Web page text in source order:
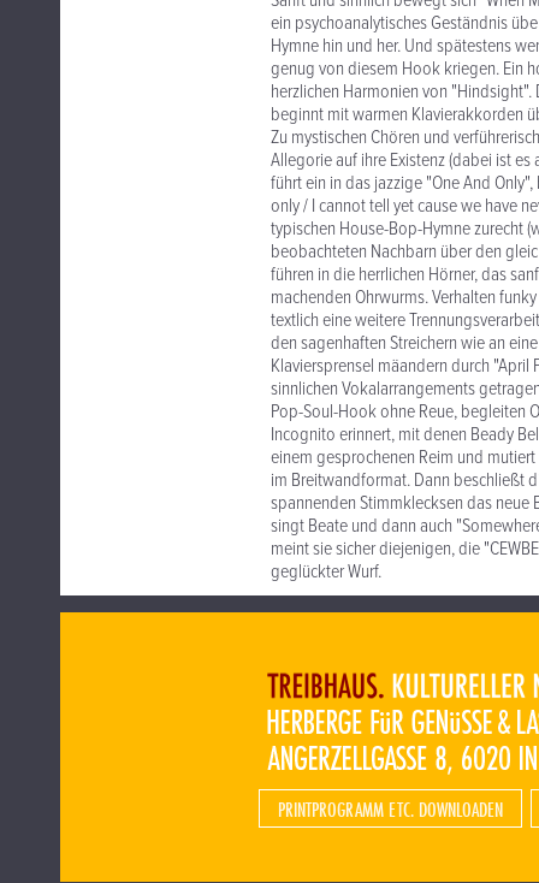
ein psychoanalytisches Geständnis
Hymne hin und her. Und spätestens
genug von diesem Hook kriegen. Ein
herzlichen Harmonien von
beginnt mit warmen Klavierakkorden
Zu mystischen Chören und
Allegorie auf ihre Existenz (dabei ist
führt ein in das jazzige "One And
only / I cannot tell yet cause we have
typischen House-Bop-Hymne zurecht
beobachteten Nachbarn über den
führen in die herrlichen Hörner, das
machenden Ohrwurms. Verhalten
textlich eine weitere
den sagenhaften Streichern wie an
Klaviersprensel mäandern durch
sinnlichen Vokalarrangements
Pop-Soul-Hook ohne Reue, begleiten
Incognito erinnert, mit denen Beady
einem gesprochenen Reim und
im Breitwandformat. Dann beschließt
spannenden Stimmklecksen das
singt Beate und dann auch
meint sie sicher diejenigen, die
geglückter Wurf.
PRINTPROGRAMM ETC. DOWNLOADEN